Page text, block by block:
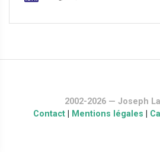
2002-2026 — Joseph
Contact
Mentions légales